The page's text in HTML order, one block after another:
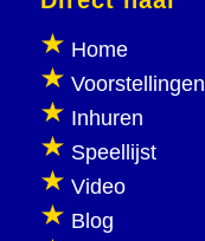
Home
Voorstellingen
Inhuren
Speellijst
Video
Blog